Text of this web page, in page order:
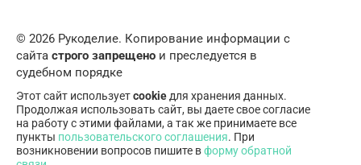
© 2026 Рукоделие. Копирование информации с
сайта строго запрещено и преследуется в
судебном порядке
Этот сайт используетcookieдля хранения данных.
Продолжая использовать сайт, вы даете свое согласие
на работу с этими файлами, а так же принимаете все
пункты пользовательского соглашения. При
возникновении вопросов пишите вформу обратной